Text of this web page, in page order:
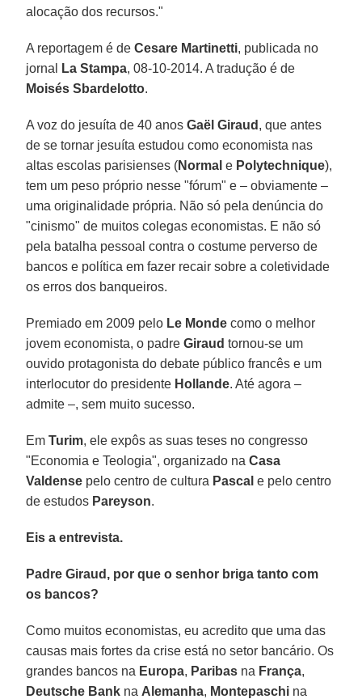
alocação dos recursos."
A reportagem é deCesare Martinetti, publicada no
jornal
La Stampa, 08-10-2014. A tradução é de
Moisés Sbardelotto.
A voz do jesuíta de 40 anosGaël Giraud , que antes
de se tornar jesuíta estudou como economista nas
altas escolas parisienses (Normal e Polytechnique),
tem um peso próprio nesse "fórum" e – obviamente –
uma originalidade própria. Não só pela denúncia do
"cinismo" de muitos colegas economistas. E não só
pela batalha pessoal contra o costume perverso de
bancos e política em fazer recair sobre a coletividade
os erros dos banqueiros.
Premiado em 2009 pelo Le Monde como o melhor
jovem economista, o padreGiraud tornou-se um
ouvido protagonista do debate público francês e um
interlocutor do presidente Hollande. Até agora –
admite –, sem muito sucesso.
EmTurim, ele expôs as suas teses no congresso
"Economia e Teologia", organizado naCasa
Valdense pelo centro de cultura Pascal e pelo centro
de estudos Pareyson.
Eis a entrevista.
Padre Giraud, por que o senhor briga tanto com
os bancos?
Como muitos economistas, eu acredito que uma das
causas mais fortes da crise está no setor bancário. Os
grandes bancos na Europa, Paribas na França,
Deutsche Bank na Alemanha, Montepaschi na